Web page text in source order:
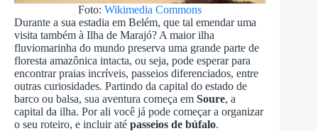
Foto:Wikimedia Commons
Durante a sua estadia em Belém, que tal emendar uma
visita também à Ilha de Marajó? A maior ilha
fluviomarinha do mundo preserva uma grande parte de
floresta amazônica intacta, ou seja, pode esperar para
encontrar praias incríveis, passeios diferenciados, entre
outras curiosidades. Partindo da capital do estado de
barco ou balsa, sua aventura começa em Soure, a
capital da ilha. Por ali você já pode começar a organizar
o seu roteiro, e incluir até passeios de búfalo.